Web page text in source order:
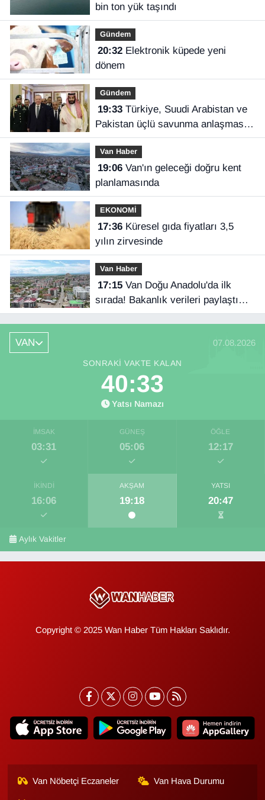
bin ton yük taşındı
Gündem
20:32Elektronik küpede yeni
dönem
Gündem
19:33Türkiye, Suudi Arabistan ve
Pakistan üçlü savunma anlaşması
imzaladı
Van Haber
19:06Van'ın geleceği doğru kent
planlamasında
EKONOMİ
17:36Küresel gıda fiyatları 3,5
yılın zirvesinde
Van Haber
17:15Van Doğu Anadolu'da ilk
sırada! Bakanlık verileri paylaştı…
VAN 07.08.2026
SONRAKI VAKTE KALAN
40:33
Yatsı Namazı
İMSAK
03:31
GÜNEŞ
05:06
ÖĞLE
12:17
İKINDI
16:06
AKŞAM
19:18
YATSI
20:47
Aylık Vakitler
Copyright © 2025 Wan Haber Tüm Hakları Saklıdır.
Van Nöbetçi Eczaneler Van Hava Durumu